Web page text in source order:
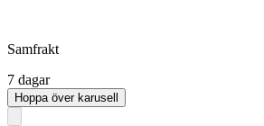
Samfrakt
7 dagar
Hoppa över karusell